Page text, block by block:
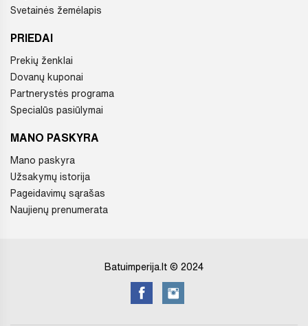
Svetainės žemėlapis
PRIEDAI
Prekių ženklai
Dovanų kuponai
Partnerystės programa
Specialūs pasiūlymai
MANO PASKYRA
Mano paskyra
Užsakymų istorija
Pageidavimų sąrašas
Naujienų prenumerata
Batuimperija.lt © 2024